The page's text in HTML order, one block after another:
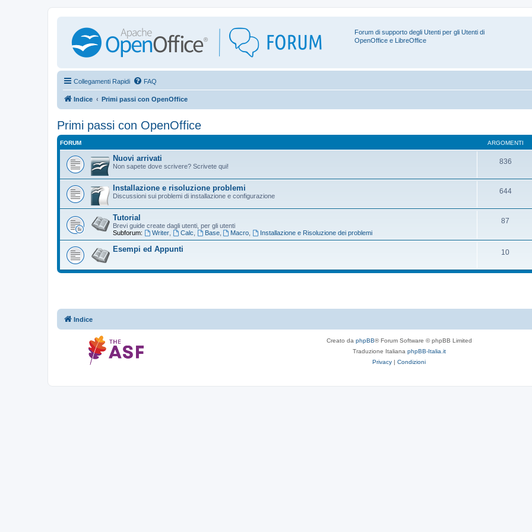
Forum di supporto degli Utenti per gli Utenti di
OpenOffice e LibreOffice
Collegamenti Rapidi FAQ
Indice Primi passi con OpenOffice
Primi passi con OpenOffice
FORUM ARGOMENTI
Nuovi arrivati
Non sapete dove scrivere? Scrivete qui!
836
Installazione e risoluzione problemi
Discussioni sui problemi di installazione e configurazione
644
Tutorial
Brevi guide create dagli utenti, per gli utenti
Subforum:
Writer, Calc Base, Macro Installazione e Risoluzione dei problemi
87
Esempi ed Appunti 10
Indice
Creato da phpBB® Forum Software © phpBB Limited
Traduzione Italiana phpBB-Italia.it
Privacy | Condizioni